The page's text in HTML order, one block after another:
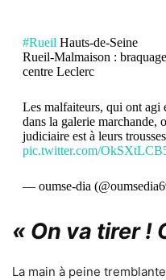
#Rueil Hauts-de-Seine
Rueil-Malmaison :
centre Leclerc
Les malfaiteurs, qui ont agi
dans la galerie marchande,
judiciaire est à leurs
pic.twitter.com/
— oumse-dia
« On va tirer !
La main à peine